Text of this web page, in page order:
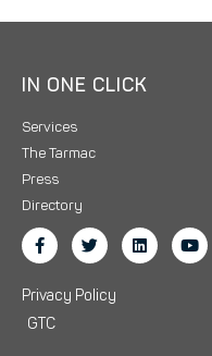
IN ONE CLICK
Services
The Tarmac
Press
Directory
Privacy Policy
GTC